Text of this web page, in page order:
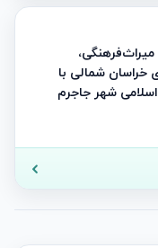
شمالی با
شهر جاجرم